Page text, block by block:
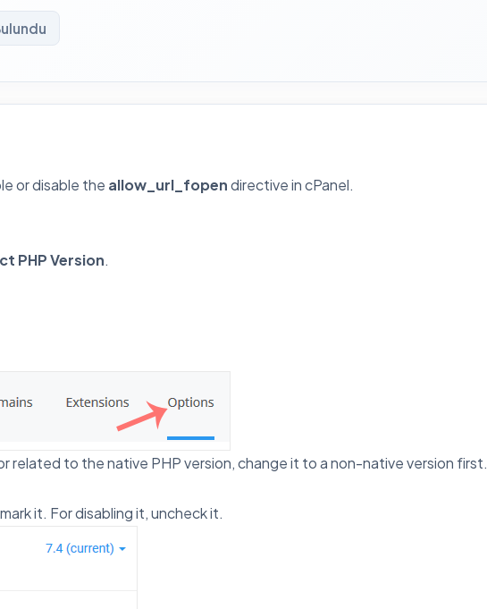
or disable the allow_url_fopendirective in cPanel.
PHP Version.
related to the native PHP version, change it to a non-native version first.
it. For disabling it, uncheck it.